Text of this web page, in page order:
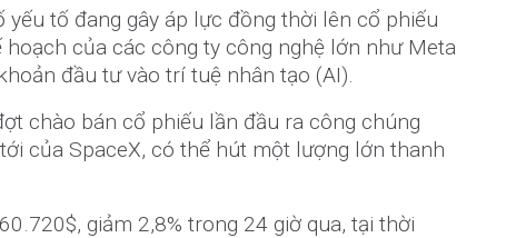
yếu tố đang gây áp lực đồng thời lên cổ phiếu
hoạch của các công ty công nghệ lớn như Meta
đầu tư vào trí tuệ nhân tạo (AI).
chào bán cổ phiếu lần đầu ra công chúng
của SpaceX, có thể hút một lượng lớn thanh
giảm 2,8% trong 24 giờ qua, tại thời